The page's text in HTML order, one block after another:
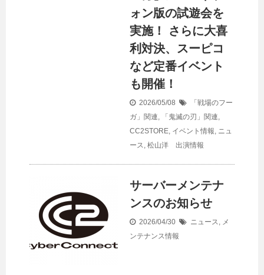
ォン版の試遊会を
実施！ さらに大喜
利対決、スーピコ
など定番イベント
も開催！
2026/05/08
「戦場のフー
ガ」関連, 「鬼滅の刃」関連,
CC2STORE, イベント情報, ニュ
ース, 松山洋 出演情報
サーバーメンテナ
ンスのお知らせ
2026/04/30 ニュース, メ
ンテナンス情報